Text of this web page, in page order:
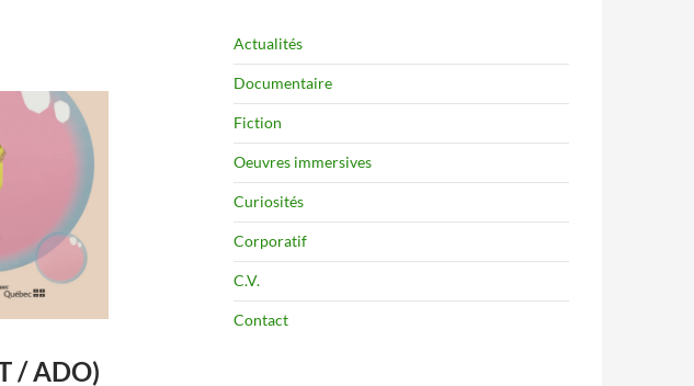
/ ADO)
Actualités
Documentaire
Fiction
Oeuvres immersives
Curiosités
Corporatif
C.V.
Contact